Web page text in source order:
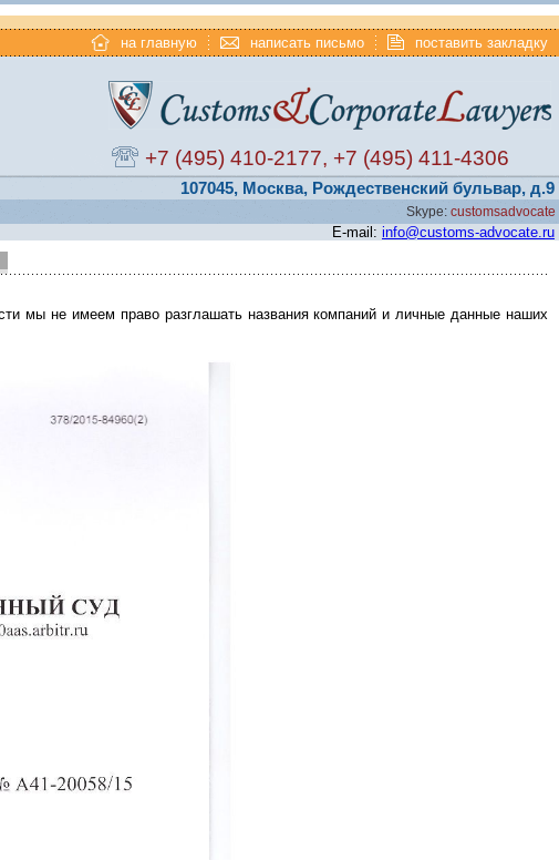
на главную написать письмо поставить закладку
+7 (495) 410-2177, +7 (495) 411-4306
107045, Москва, Рождественский бульвар, д.9
Skype: customsadvocate
E-mail: info@customs-advocate.ru
мы не имеем право разглашать названия компаний и личные данные наших